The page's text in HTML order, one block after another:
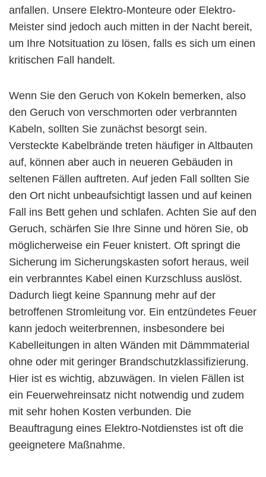
anfallen. Unsere Elektro-Monteure oder Elektro-
Meister sind jedoch auch mitten in der Nacht bereit,
um Ihre Notsituation zu lösen, falls es sich um einen
kritischen Fall handelt.
Wenn Sie den Geruch von Kokeln bemerken, also
den Geruch von verschmorten oder verbrannten
Kabeln, sollten Sie zunächst besorgt sein.
Versteckte Kabelbrände treten häufiger in Altbauten
auf, können aber auch in neueren Gebäuden in
seltenen Fällen auftreten. Auf jeden Fall sollten Sie
den Ort nicht unbeaufsichtigt lassen und auf keinen
Fall ins Bett gehen und schlafen. Achten Sie auf den
Geruch, schärfen Sie Ihre Sinne und hören Sie, ob
möglicherweise ein Feuer knistert. Oft springt die
Sicherung im Sicherungskasten sofort heraus, weil
ein verbranntes Kabel einen Kurzschluss auslöst.
Dadurch liegt keine Spannung mehr auf der
betroffenen Stromleitung vor. Ein entzündetes Feuer
kann jedoch weiterbrennen, insbesondere bei
Kabelleitungen in alten Wänden mit Dämmmaterial
ohne oder mit geringer Brandschutzklassifizierung.
Hier ist es wichtig, abzuwägen. In vielen Fällen ist
ein Feuerwehreinsatz nicht notwendig und zudem
mit sehr hohen Kosten verbunden. Die
Beauftragung eines Elektro-Notdienstes ist oft die
geeignetere Maßnahme.